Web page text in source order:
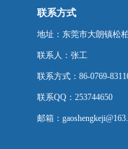
联系方式
地址：东莞市大朗镇松
联系人：张工
联系方式：86-0769-
联系QQ：253744650
邮箱：